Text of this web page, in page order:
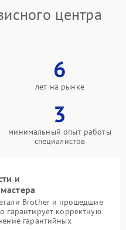
центра
6
лет на рынке
3
минимальный опыт работы
специалистов
и
Brother и прошедшие
гарантирует корректную
гарантийных